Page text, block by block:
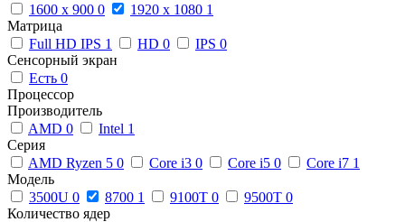
1600 x 900 0 1920 x 1080 1
Матрица
Full HD IPS 1 HD 0 IPS 0
Сенсорный экран
Есть 0
Процессор
Производитель
AMD 0 Intel 1
Серия
AMD Ryzen 5 0 Core i3 0 Core i5 0 Core i7 1
Модель
3500U 0 8700 1 9100T 0 9500T 0
Количество ядер